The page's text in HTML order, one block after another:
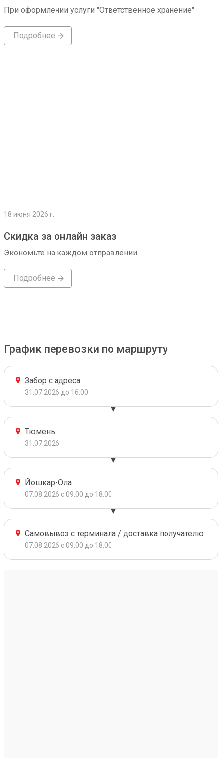
При оформлении услуги "Ответственное хранение"
Подробнее
18 июня 2026 г.
Скидка за онлайн заказ
Экономьте на каждом отправлении
Подробнее
График перевозки по маршруту
Забор с адреса
31.07.2026 до 16:00
Тюмень
31.07.2026
Йошкар-Ола
07.08.2026 с 09:00 до 18:00
Самовывоз с терминала / доставка получателю
07.08.2026 с 09:00 до 18:00